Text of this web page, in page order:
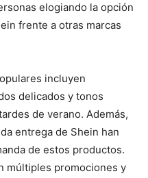
elogiando la opción
frente a otras marcas
incluyen
delicados y tonos
de verano. Además,
entrega de Shein han
de estos productos.
múltiples promociones y